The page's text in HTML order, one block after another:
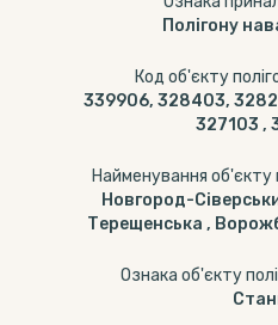
Полігону
Код об'єкту
339906, 328403,
327103 ,
Найменування об'єкту
Новгород-
Терещенська ,
Ознака об'єкту